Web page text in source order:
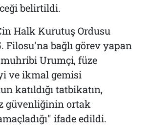
belirtildi.
Halk Kurutuş Ordusu
Filosu'na bağlı görev yapan
Urumçi, füze
ve ikmal gemisi
katıldığı tatbikatın,
güvenliğinin ortak
ifade edildi.